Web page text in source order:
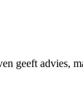
geeft advies,